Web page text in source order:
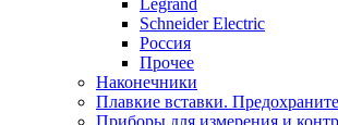
Legrand
Schneider Electric
Россия
Прочее
Наконечники
Плавкие вставки.